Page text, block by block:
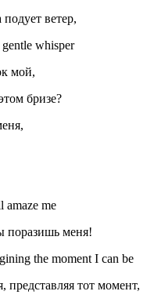
подует ветер,
whisper
мой,
бризе?
amaze me
поразишь меня!
the moment I can be
представля­я тот момент,